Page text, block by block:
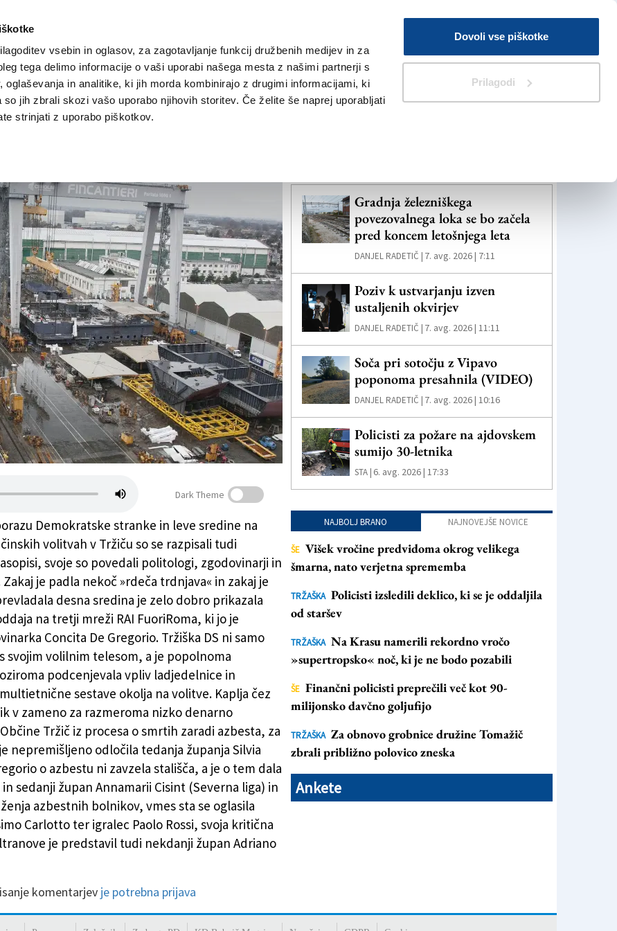
vsebin in oglasov, za zagotavljanje funkcij družbenih medijev in za
tega delimo informacije o vaši uporabi našega mesta z našimi partnerji s
oglaševanja in analitike, ki jih morda kombinirajo z drugimi informacijami, ki
jih zbrali skozi vašo uporabo njihovih storitev. Če želite še naprej uporabljati
strinjati z uporabo piškotkov.
Dovoli vse piškotke
Prilagodi
V Kioskih
Iskanje
NOVICE TRŽAŠKA GORIŠKA KULTURA ŠPORT ŠE
polom leve sredine
Dark Theme
Demokratske stranke in leve sredine na
volitvah v Tržiču so se razpisali tudi
svoje so povedali politologi, zgodovinarji in
je padla nekoč »rdeča trdnjava« in zakaj je
desna sredina je zelo dobro prikazala
na tretji mreži RAI FuoriRoma, ki jo je
Concita De Gregorio. Tržiška DS ni samo
svojim volilnim telesom, a je popolnoma
podcenjevala vpliv ladjedelnice in
sestave okolja na volitve. Kaplja čez
v zameno za razmeroma nizko denarno
Tržič iz procesa o smrtih zaradi azbesta, za
nepremišljeno odločila tedanja županja Silvia
o azbestu ni zavzela stališča, a je o tem dala
sedanji župan Annamarii Cisint (Severna liga) in
azbestnih bolnikov, vmes sta se oglasila
Carlotto ter igralec Paolo Rossi, svoja kritična
je predstavil tudi nekdanji župan Adriano
komentarjev je potrebna prijava
Gradnja železniškega
povezovalnega loka se bo začela
pred koncem letošnjega leta
DANJEL RADETIČ | 7. avg. 2026 | 7:11
Poziv k ustvarjanju izven
ustaljenih okvirjev
DANJEL RADETIČ | 7. avg. 2026 | 11:11
Soča pri sotočju z Vipavo
poponoma presahnila (VIDEO)
DANJEL RADETIČ | 7. avg. 2026 | 10:16
Policisti za požare na ajdovskem
sumijo 30-letnika
STA | 6. avg. 2026 | 17:33
NAJBOLJ BRANO NAJNOVEJŠE NOVICE
ŠE Višek vročine predvidoma okrog velikega
šmarna, nato verjetna sprememba
TRŽAŠKA Policisti izsledili deklico, ki se je oddaljila
od staršev
TRŽAŠKA Na Krasu namerili rekordno vročo
»supertropsko« noč, ki je ne bodo pozabili
ŠE Finančni policisti preprečili več kot 90-
milijonsko davčno goljufijo
TRŽAŠKA Za obnovo grobnice družine Tomažič
zbrali približno polovico zneska
Ankete